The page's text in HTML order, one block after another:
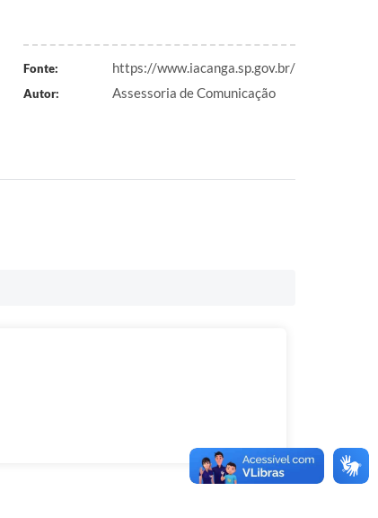
Fonte: https://www.iacanga.sp.gov.br/
Autor: Assessoria de Comunicação